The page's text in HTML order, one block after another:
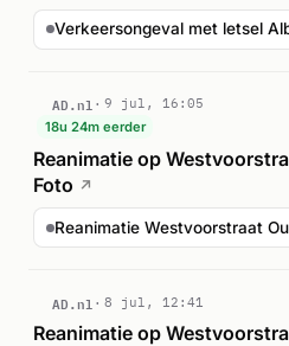
AD.nl
9 jul, 16:05
18u 24m eerder
Reanimatie op
Foto ↗
Reanimatie Westvoorstraat
AD.nl 8 jul, 12:41
Reanimatie op